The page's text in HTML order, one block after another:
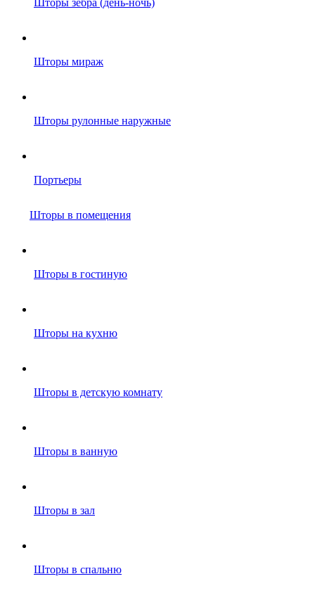
Шторы зебра (день-ночь)
Шторы мираж
Шторы рулонные наружные
Портьеры
Шторы в помещения
Шторы в гостиную
Шторы на кухню
Шторы в детскую комнату
Шторы в ванную
Шторы в зал
Шторы в спальню